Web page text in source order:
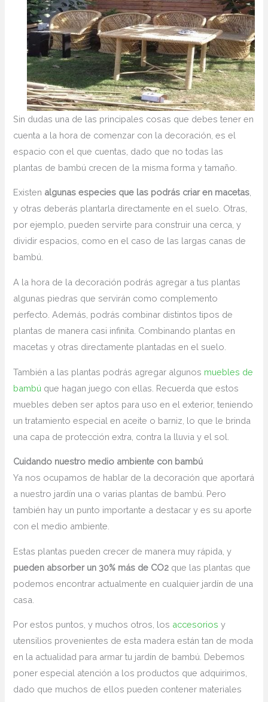
Sin dudas una de las principales cosas que debes tener en
cuenta a la hora de comenzar con la decoración, es el
espacio con el que cuentas, dado que no todas las
plantas de bambú crecen de la misma forma y tamaño.
Existen algunas especies que las podrás criar en macetas,
y otras deberás plantarla directamente en el suelo. Otras,
por ejemplo, pueden servirte para construir una cerca, y
dividir espacios, como en el caso de las largas canas de
bambú.
A la hora de la decoración podrás agregar a tus plantas
algunas piedras que servirán como complemento
perfecto. Además, podrás combinar distintos tipos de
plantas de manera casi infinita. Combinando plantas en
macetas y otras directamente plantadas en el suelo.
También a las plantas podrás agregar algunos muebles de
bambú que hagan juego con ellas. Recuerda que estos
muebles deben ser aptos para uso en el exterior, teniendo
un tratamiento especial en aceite o barniz, lo que le brinda
una capa de protección extra, contra la lluvia y el sol.
Cuidando nuestro medio ambiente con bambú
Ya nos ocupamos de hablar de la decoración que aportará
a nuestro jardín una o varias plantas de bambú. Pero
también hay un punto importante a destacar y es su aporte
con el medio ambiente.
Estas plantas pueden crecer de manera muy rápida, y
pueden absorber un 30% más de CO2 que las plantas que
podemos encontrar actualmente en cualquier jardín de una
casa.
Por estos puntos, y muchos otros, los accesorios y
utensilios provenientes de esta madera están tan de moda
en la actualidad para armar tu jardín de bambú. Debemos
poner especial atención a los productos que adquirimos,
dado que muchos de ellos pueden contener materiales